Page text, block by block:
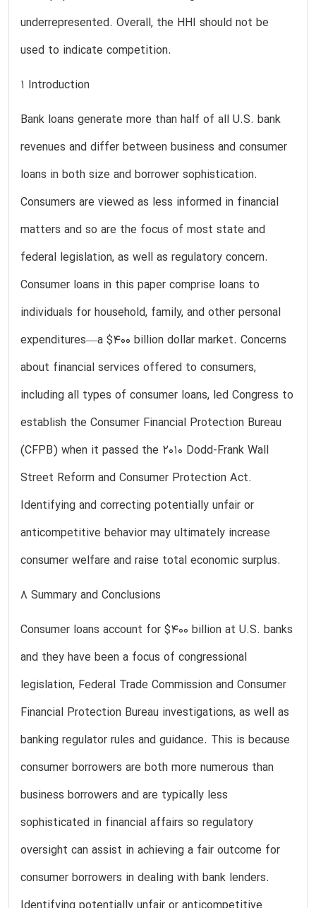
underrepresented. Overall, the HHI should not be
used to indicate competition.
1 Introduction
Bank loans generate more than half of all U.S. bank
revenues and differ between business and consumer
loans in both size and borrower sophistication.
Consumers are viewed as less informed in financial
matters and so are the focus of most state and
federal legislation, as well as regulatory concern.
Consumer loans in this paper comprise loans to
individuals for household, family, and other personal
expenditures—a $400 billion dollar market. Concerns
about financial services offered to consumers,
including all types of consumer loans, led Congress to
establish the Consumer Financial Protection Bureau
(CFPB) when it passed the 2010 Dodd-Frank Wall
Street Reform and Consumer Protection Act.
Identifying and correcting potentially unfair or
anticompetitive behavior may ultimately increase
consumer welfare and raise total economic surplus.
8 Summary and Conclusions
Consumer loans account for $400 billion at U.S. banks
and they have been a focus of congressional
legislation, Federal Trade Commission and Consumer
Financial Protection Bureau investigations, as well as
banking regulator rules and guidance. This is because
consumer borrowers are both more numerous than
business borrowers and are typically less
sophisticated in financial affairs so regulatory
oversight can assist in achieving a fair outcome for
consumer borrowers in dealing with bank lenders.